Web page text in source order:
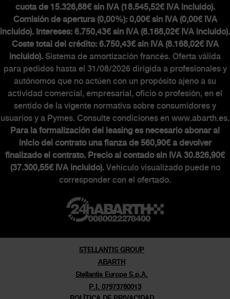
cuota de 15.326,88€ sin IVA (18.545,52€ IVA incluido).
Comisión de apertura (0,00%): 0,00€ sin IVA (0,00€ IVA
incluido). Intereses: 6.750,43€ sin IVA (8.168,02€ IVA incluido).
Coste total del crédito: 6.750,43€ sin IVA (8.168,02€ IVA
incluido). Sistema de amortización francés. Oferta válida
para pedidos hasta el 31/08/2026 dirigida a profesionales y
autónomos que no actúen con un propósito ajeno a su
actividad comercial, empresarial, oficio o profesión, en el
sentido de la vigente normativa sobre consumidores y
usuarios y a Pymes. Consulte condiciones en www.abarth.es.
Para la formalización del leasing es necesario abonar al
inicio del contrato una fianza de 560,90€ a devolver
finalizado el contrato. Precio al contado sin IVA 30.826,90€
(37.300,55€ IVA incluido).Vehículo visualizado puede no
corresponder con el ofertado.
STELLANTIS GROUP
ABARTH
Stellantis Europe S.p.A.
P.I. 07973780013